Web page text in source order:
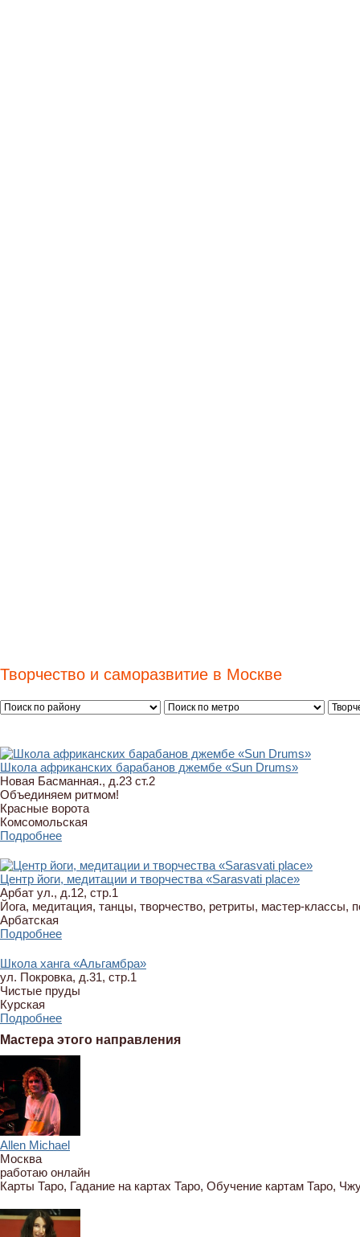
Творчество и саморазвитие в Москве
Школа африканских барабанов джембе «Sun Drums»
Новая Басманная., д.23 ст.2
Объединяем ритмом!
Красные ворота
Комсомольская
Подробнее
Центр йоги, медитации и творчества «Sarasvati place»
Арбат ул., д.12, стр.1
Йога, медитация, танцы, творчество, ретриты, мастер-классы,
Арбатская
Подробнее
Школа ханга «Альгамбра»
ул. Покровка, д.31, стр.1
Чистые пруды
Курская
Подробнее
Мастера этого направления
Allen Michael
Москва
работаю онлайн
Карты Таро, Гадание на картах Таро, Обучение картам Таро,